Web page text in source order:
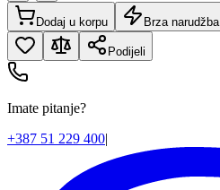
Dodaj u korpu Brza narudžba
Podijeli
Imate pitanje?
+387 51 229 400|